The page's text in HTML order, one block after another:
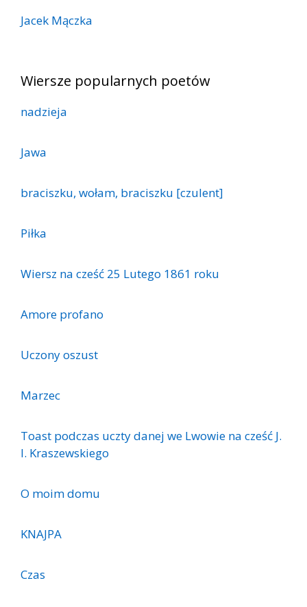
Jacek Mączka
Wiersze popularnych poetów
nadzieja
Jawa
braciszku, wołam, braciszku [czulent]
Piłka
Wiersz na cześć 25 Lutego 1861 roku
Amore profano
Uczony oszust
Marzec
Toast podczas uczty danej we Lwowie na cześć J.
l. Kraszewskiego
O moim domu
KNAJPA
Czas